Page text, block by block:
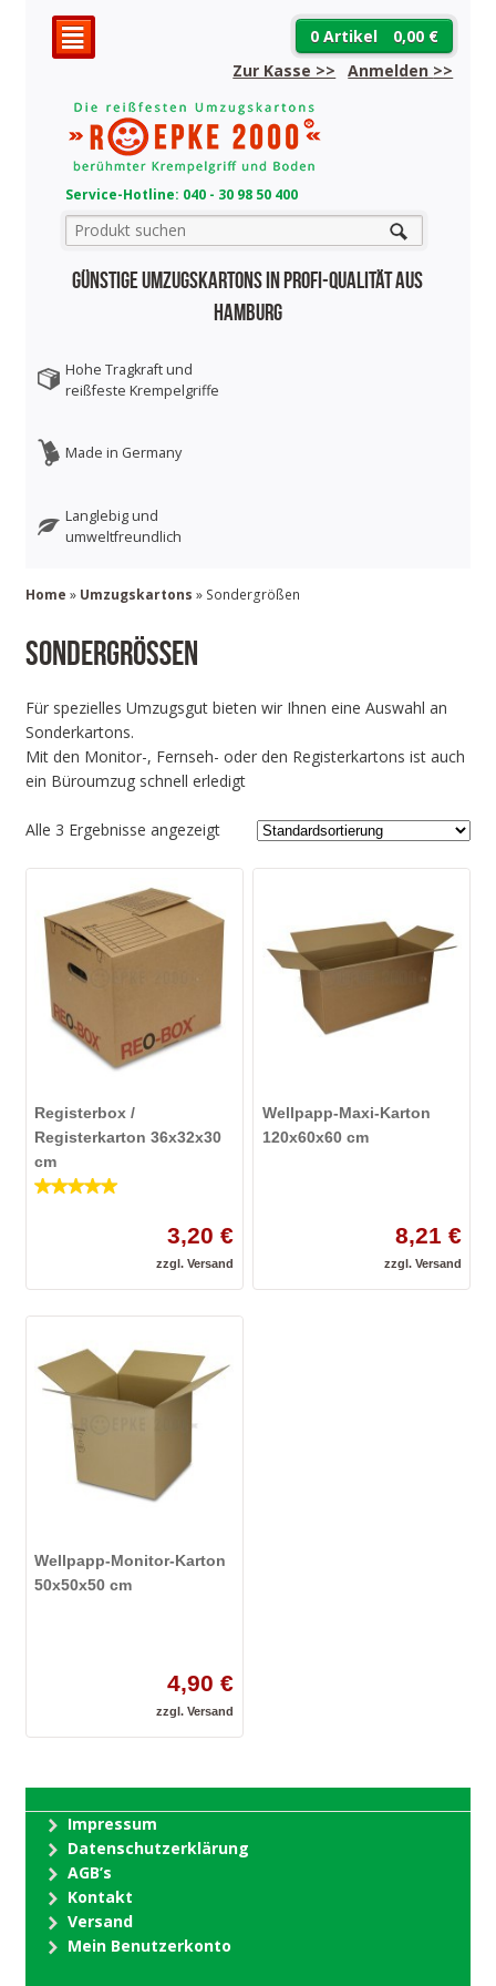
0 Artikel
0,00 €
Zur Kasse >>
Anmelden >>
Service-Hotline: 040 - 30 98 50 400
²
Günstige Umzugskartons in Profi-Qualität aus
Hamburg
Hohe Tragkraft und
reißfeste Krempelgriffe
Made in Germany
Langlebig und
umweltfreundlich
Home » Umzugskartons » Sondergrößen
Sondergrößen
Für spezielles Umzugsgut bieten wir Ihnen eine Auswahl an
Sonderkartons.
Mit den Monitor-, Fernseh- oder den Registerkartons ist auch
ein Büroumzug schnell erledigt
Alle 3 Ergebnisse angezeigt
Registerbox /
Registerkarton 36x32x30
cm
3,20 €
zzgl.Versand
Wellpapp-Maxi-Karton
120x60x60 cm
8,21 €
zzgl. Versand
Wellpapp-Monitor-Karton
50x50x50 cm
4,90 €
zzgl.Versand
Impressum
Datenschutzerklärung
AGB’s
Kontakt
Versand
Mein Benutzerkonto